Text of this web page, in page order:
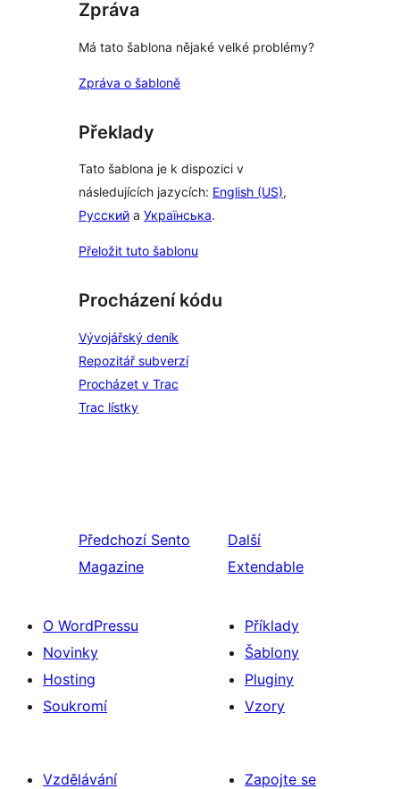
Zpráva
Má tato šablona nějaké velké problémy?
Zpráva o šabloně
Překlady
Tato šablona je k dispozici v
následujících jazycích: English (US),
Русский a Українська.
Přeložit tuto šablonu
Procházení kódu
Vývojářský deník
Repozitář subverzí
Procházet v Trac
Trac lístky
Předchozí Sento
Magazine
Další
Extendable
O WordPressu
Novinky
Hosting
Soukromí
Příklady
Šablony
Pluginy
Vzory
Vzdělávání
Zapojte se